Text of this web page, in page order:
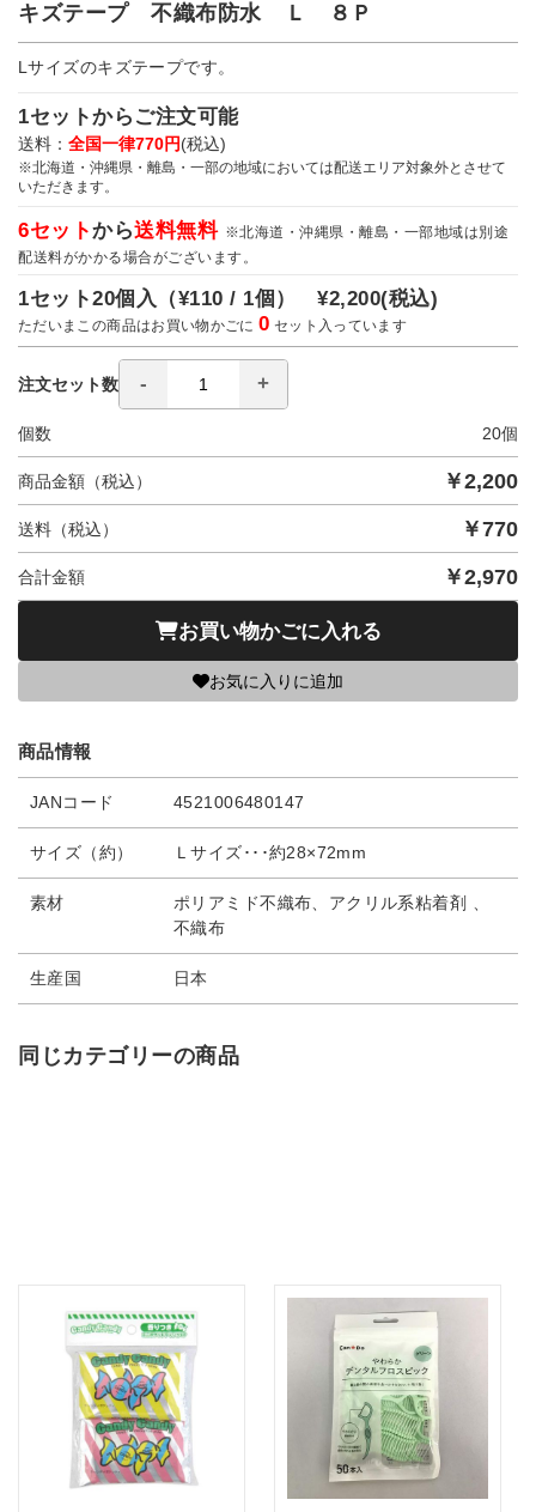
キズテープ 不織布防水 Ｌ ８Ｐ
Lサイズのキズテープです。
1セットからご注文可能
送料： 全国一律770円(税込)
※北海道・沖縄県・離島・一部の地域においては配送エリア対象外とさせて
いただきます。
6セットから送料無料 ※北海道・沖縄県・離島・一部地域は別途
配送料がかかる場合がございます。
1セット20個入（¥110 / 1個）¥2,200(税込)
ただいまこの商品はお買い物かごに0 セット入っています
注文セット数
個数 20個
商品金額（税込） ￥2,200
送料（税込） ￥770
合計金額 ￥2,970
お買い物かごに入れる
お気に入りに追加
商品情報
JANコード 4521006480147
サイズ（約） Ｌサイズ･･･約28×72mm
素材
ポリアミド不織布、アクリル系粘着剤 、
不織布
生産国 日本
同じカテゴリーの商品